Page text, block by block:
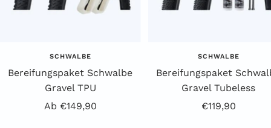
SCHWALBE
Bereifungspaket Schwalbe
Gravel TPU
Angebotspreis
Ab €149,90
SCHWALBE
Bereifungspaket
Gravel Tubeless
Angebotspreis
€119,90